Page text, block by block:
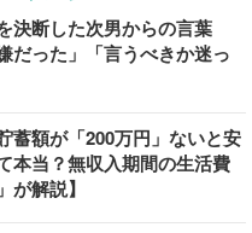
決断した次男からの言葉
だった」「言うべきか迷っ
蓄額が「200万円」ないと安
本当？無収入期間の生活費
が解説】